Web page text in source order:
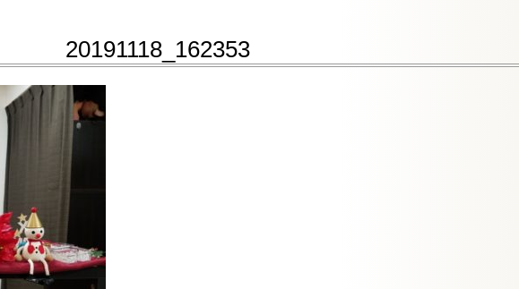
20191118_162353